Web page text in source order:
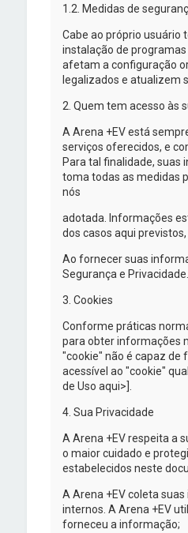
1.2. Medidas de
Cabe ao próprio usuário
instalação de
afetam a configuração
legalizados e atualizem
2. Quem tem acesso às
A Arena +EVestá
serviços oferecidos, e
Para tal finalidade, suas
toma todas as medidas
nós
adotada. Informações
dos casos aqui previstos,
Ao fornecer suas
Segurança e Privacidade.
3. Cookies
Conforme práticas
para obter informações
"cookie" não é capaz de
acessível ao "cookie"
de Uso aqui>].
4. Sua Privacidade
A Arena +EVrespeita a
o maior cuidado e
estabelecidos neste
A Arena +EVcoleta
internos. A Arena +EV
forneceu a informação;